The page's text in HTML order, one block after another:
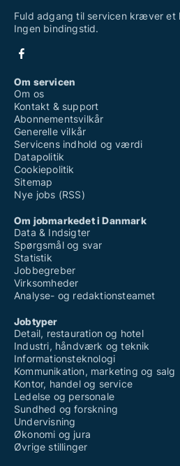
Fuld adgang til servicen kræver et
Ingen bindingstid.
Om servicen
Om os
Kontakt & support
Abonnementsvilkår
Generelle vilkår
Servicens indhold og værdi
Datapolitik
Cookiepolitik
Sitemap
Nye jobs (RSS)
Om jobmarkedet i Danmark
Data & Indsigter
Spørgsmål og svar
Statistik
Jobbegreber
Virksomheder
Analyse- og redaktionsteamet
Jobtyper
Detail, restauration og hotel
Industri, håndværk og teknik
Informationsteknologi
Kommunikation, marketing og salg
Kontor, handel og service
Ledelse og personale
Sundhed og forskning
Undervisning
Økonomi og jura
Øvrige stillinger